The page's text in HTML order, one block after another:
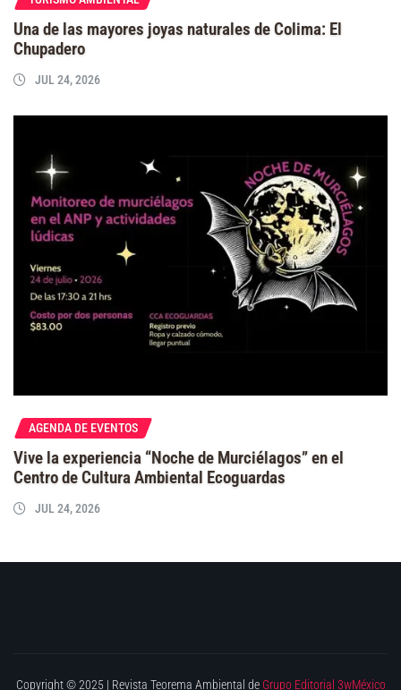
Una de las mayores joyas naturales de Colima: El
Chupadero
JUL 24, 2026
AGENDA DE EVENTOS
Vive la experiencia “Noche de Murciélagos” en el
Centro de Cultura Ambiental Ecoguardas
JUL 24, 2026
Copyright © 2025 | Revista Teorema Ambiental de Grupo Editorial 3wMéxico